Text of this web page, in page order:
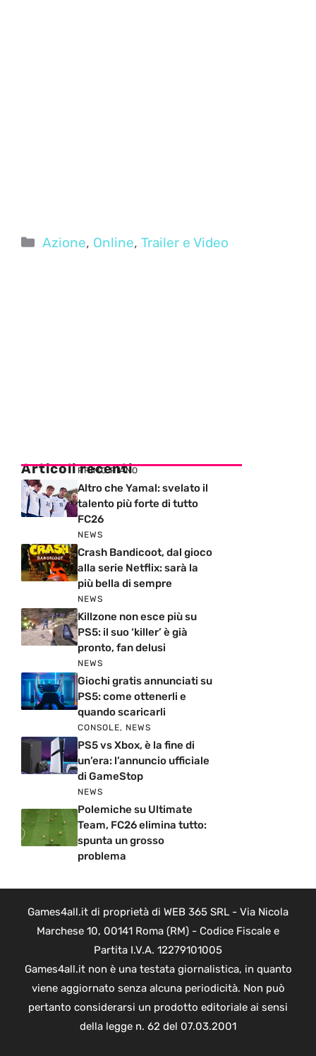
Categorie
Azione, Online,Trailer e Video
Articoli recenti
PRIMO PIANO
Altro che Yamal: svelato il
talento più forte di tutto
FC26
NEWS
Crash Bandicoot, dal gioco
alla serie Netflix: sarà la
più bella di sempre
NEWS
Killzone non esce più su
PS5: il suo ‘killer’ è già
pronto, fan delusi
NEWS
Giochi gratis annunciati su
PS5: come ottenerli e
quando scaricarli
CONSOLE, NEWS
PS5 vs Xbox, è la fine di
un’era: l’annuncio ufficiale
di GameStop
NEWS
Polemiche su Ultimate
Team, FC26 elimina tutto:
spunta un grosso
problema
Games4all.it di proprietà di WEB 365 SRL - Via Nicola
Marchese 10, 00141 Roma (RM) - Codice Fiscale e
Partita I.V.A. 12279101005
Games4all.it non è una testata giornalistica, in quanto
viene aggiornato senza alcuna periodicità. Non può
pertanto considerarsi un prodotto editoriale ai sensi
della legge n. 62 del 07.03.2001